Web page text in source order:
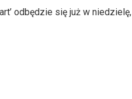
odbędzie się już w